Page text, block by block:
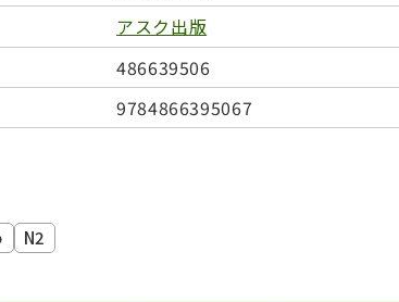
アスク出版
486639506
9784866395067
N2